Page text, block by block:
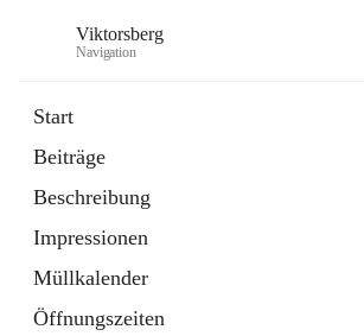
Viktorsberg
Navigation
Start
Beiträge
Beschreibung
Impressionen
Müllkalender
Öffnungszeiten